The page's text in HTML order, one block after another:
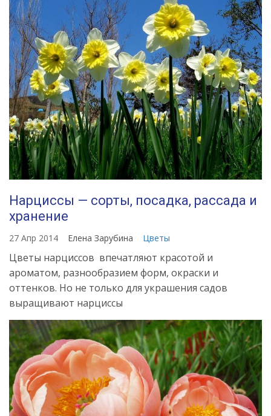
Нарциссы — сорты, посадка, рассада и
хранение
27 Апр 2014 Елена Зарубина Цветы
Цветы нарциссов впечатляют красотой и
ароматом, разнообразием форм, окраски и
оттенков. Но не только для украшения садов
выращивают нарциссы